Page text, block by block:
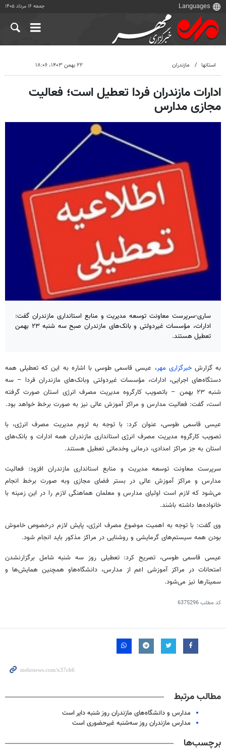
جمعه ۱۶ مرداد ۱۴۰۵
استانها مازندران ۲۲ بهمن ۱۴۰۳، ۱۸:۰۶
ادارات مازندران فردا تعطیل است؛ فعالیت
مجازی مدارس
ساری-سرپرست معاونت توسعه مدیریت و منابع استانداری مازندران گفت:
ادارات، مؤسسات غیردولتی و بانک‌های مازندران صبح سه شنبه ۲۳ بهمن
تعطیل هستند.
به گزارشخبرگزاری مهر، عیسی قاسمی طوسی با اشاره به این که تعطیلی همه
دستگاه‌های اجرایی، ادارات، مؤسسات غیردولتی وبانک‌های مازندران فردا – سه
شنبه ۲۳ بهمن –
باتصویبکارگروه مدیریت مصرف انرژی استان صورت گرفته
است، گفت: فعالیت مدارس و مراکز آموزش عالی نیز به صورت برخط خواهد بود.
‎عیسی قاسمی طوسی، عنوان کرد: با توجه به لزوم مدیریت مصرف انرژی، با
تصویب کارگروه مدیریت مصرف انرژی استانداری مازندران همه ادارات و بانک‌های
استان به جز مراکز امدادی، درمانی وخدماتی تعطیل هستند.
سرپرست معاونت توسعه مدیریت و منابع استانداری مازندران افزود: فعالیت
مدارس و مراکز آموزش عالی در بستر فضای مجازی وبه صورت برخط انجام
می‌شود که لازم است اولیای مدارس و معلمان هماهنگی لازم را در این زمینه با
خانواده‌ها داشته باشند.
وی گفت: با توجه به اهمیت موضوع مصرف انرژی، پایش لازم درخصوصخاموش
بودن همه سیستم‌های گرمایشی و روشنایی در مراکز مذکور باید انجام شود.
عیسی قاسمی طوسی، تصریح کرد: تعطیلی روز سه شنبه شامل برگزارنشدن
امتحانات در مراکز آموزشی اعم از مدارس، دانشگاه‌هاو همچنین همایش‌ها و
سمینارها نیز می‌شود.
کد مطلب6375296
مطالب مرتبط
مدارس و دانشگاه‌های مازندران روز شنبه دایر است
مدارس مازندران روز سه‌شنبه غیرحضوری است
برچسب‌ها